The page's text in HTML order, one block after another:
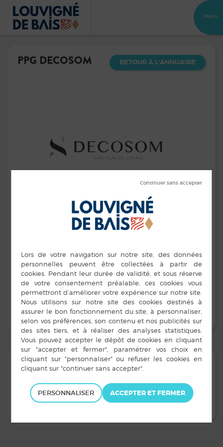
Menu
PPG DECOSOM RETOUR À L'ANNUAIRE
Fabrication en sommier et tête de lit
Guillaume POSTEL-VINAY & Jean-Camille BOISSEAU
Contacts :
02 99 76 54 01
http://www.decosom.com/
Seules les sociétés qui l’ont souhaité sont mentionnées
PERSONNALISER